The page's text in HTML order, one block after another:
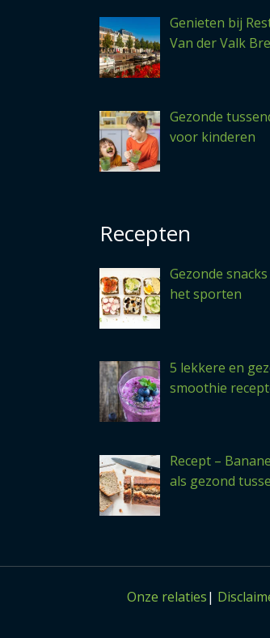
Genieten bij
Van der Valk
Gezonde
voor kinderen
Recepten
Gezonde
het sporten
5 lekkere en
smoothie
Recept –
als gezond
Onze relaties|